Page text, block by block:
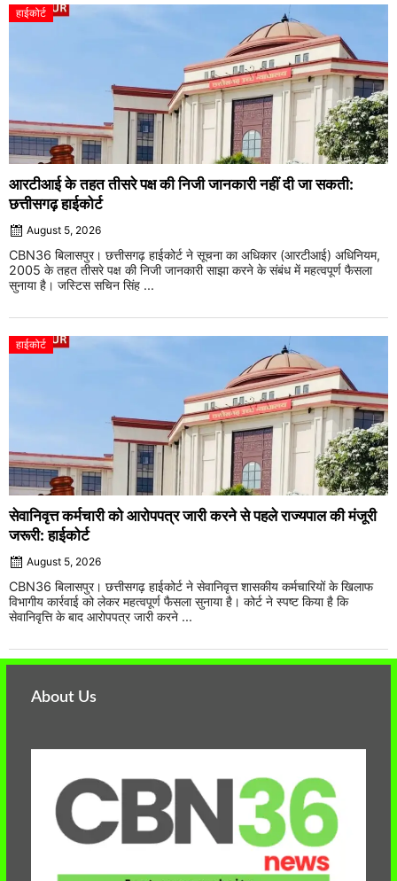
हाईकोर्ट
आरटीआई के तहत तीसरे पक्ष की निजी जानकारी नहीं दी जा सकती:
छत्तीसगढ़ हाईकोर्ट
August 5, 2026
CBN36 बिलासपुर। छत्तीसगढ़ हाईकोर्ट ने सूचना का अधिकार (आरटीआई) अधिनियम,
2005 के तहत तीसरे पक्ष की निजी जानकारी साझा करने के संबंध में महत्वपूर्ण फैसला
सुनाया है। जस्टिस सचिन सिंह ...
हाईकोर्ट
सेवानिवृत्त कर्मचारी को आरोपपत्र जारी करने से पहले राज्यपाल की मंजूरी
जरूरी: हाईकोर्ट
August 5, 2026
CBN36 बिलासपुर। छत्तीसगढ़ हाईकोर्ट ने सेवानिवृत्त शासकीय कर्मचारियों के खिलाफ
विभागीय कार्रवाई को लेकर महत्वपूर्ण फैसला सुनाया है। कोर्ट ने स्पष्ट किया है कि
सेवानिवृत्ति के बाद आरोपपत्र जारी करने ...
About Us